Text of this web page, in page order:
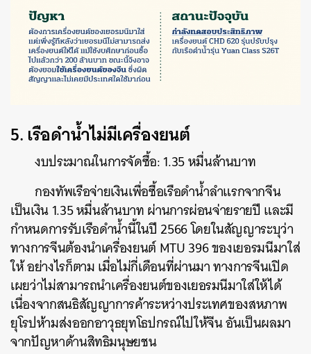
5. เรือดำน้ำไม่มีเครื่องยนต์
งบประมาณในการจัดซื้อ: 1.35 หมื่นล้านบาท
กองทัพเรือจ่ายเงินเพื่อซื้อเรือดำน้ำลำแรกจากจีน
เป็นเงิน 1.35 หมื่นล้านบาท ผ่านการผ่อนจ่ายรายปี และมี
กำหนดการรับเรือดำน้ำนี้ในปี 2566 โดยในสัญญาระบุว่า
ทางการจีนต้องนำเครื่องยนต์ MTU 396 ของเยอรมนีมาใส่
ให้ อย่างไรก็ตาม เมื่อไม่กี่เดือนที่ผ่านมา ทางการจีนเปิด
เผยว่าไม่สามารถนำเครื่องยนต์ของเยอรมนีมาใส่ให้ได้
เนื่องจากสนธิสัญญาการค้าระหว่างประเทศของสหภาพ
ยุโรปห้ามส่งออกอาวุธยุทโธปกรณ์ไปให้จีน อันเป็นผลมา
จากปัญหาด้านสิทธิมนุษยชน